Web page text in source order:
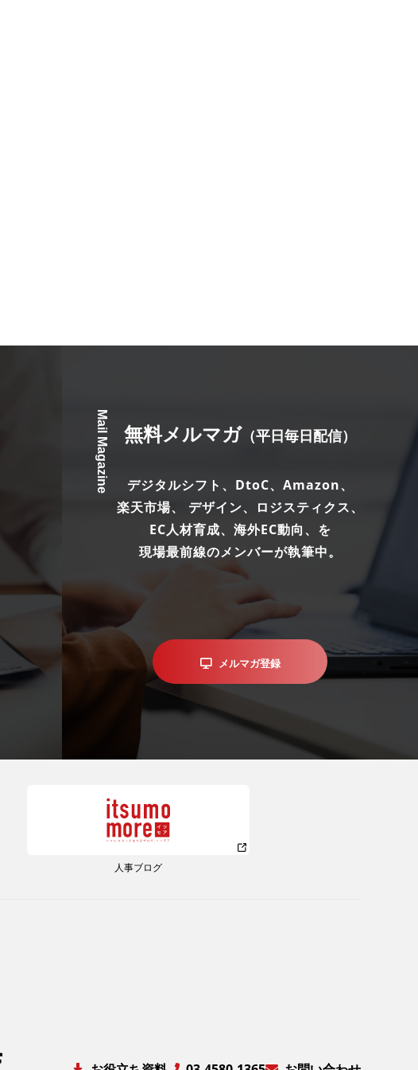
Mail Magazine 無料メルマガ （平日毎日配信）
デジタルシフト、DtoC、Amazon、
楽天市場、 デザイン、ロジスティクス、
EC人材育成、海外EC動向、を
現場最前線のメンバーが執筆中。
メルマガ登録
人事ブログ